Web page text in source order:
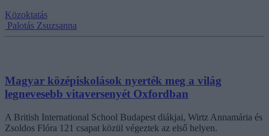
Közoktatás
Palotás Zsuzsanna
Magyar középiskolások nyerték meg a világ
legnevesebb vitaversenyét Oxfordban
A British International School Budapest diákjai, Wirtz Annamária és
Zsoldos Flóra 121 csapat közül végeztek az első helyen.